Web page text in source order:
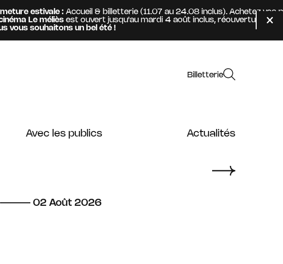
:
estivale :Accueil & billetterie (11.07 au 24.08 inclus). Achetez vos
Le mélièsest ouvert jusqu'au mardi 4 août inclus, réouverture
souhaitons un bel été !
Billetterie
Avec les publics Actualités
au
02 août
Août 2026